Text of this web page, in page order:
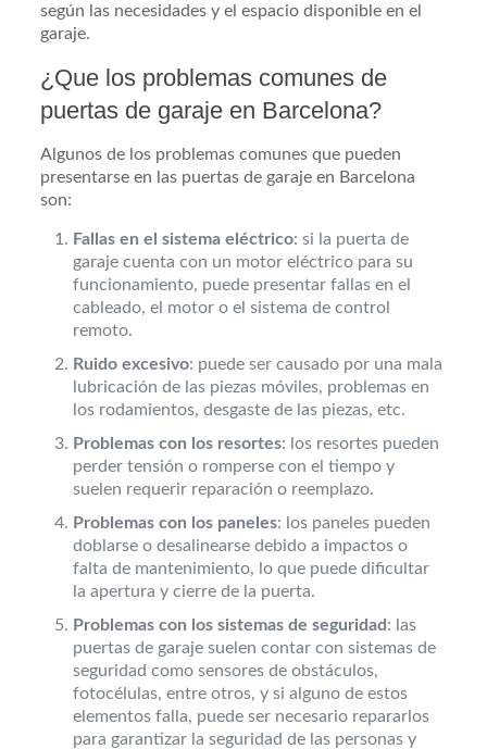
según las necesidades y el espacio disponible en el
garaje.
¿Que los problemas comunes de
puertas de garaje en Barcelona?
Algunos de los problemas comunes que pueden
presentarse en las puertas de garaje en Barcelona
son:
Fallas en el sistema eléctrico: si la puerta de
garaje cuenta con un motor eléctrico para su
funcionamiento, puede presentar fallas en el
cableado, el motor o el sistema de control
remoto.
Ruido excesivo: puede ser causado por una mala
lubricación de las piezas móviles, problemas en
los rodamientos, desgaste de las piezas, etc.
Problemas con los resortes: los resortes pueden
perder tensión o romperse con el tiempo y
suelen requerir reparación o reemplazo.
Problemas con los paneles: los paneles pueden
doblarse o desalinearse debido a impactos o
falta de mantenimiento, lo que puede dificultar
la apertura y cierre de la puerta.
Problemas con los sistemas de seguridad : las
puertas de garaje suelen contar con sistemas de
seguridad como sensores de obstáculos,
fotocélulas, entre otros, y si alguno de estos
elementos falla, puede ser necesario repararlos
para garantizar la seguridad de las personas y